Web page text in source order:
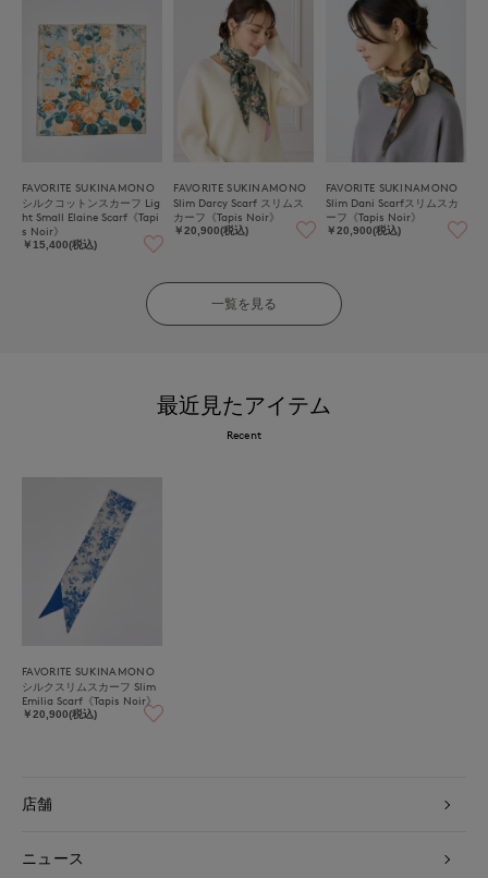
FAVORITE SUKINAMONO
シルクコットンスカーフ Lig
ht Small Elaine Scarf《Tapi
s Noir》
￥15,400(税込)
FAVORITE SUKINAMONO
Slim Darcy Scarf スリムス
カーフ《Tapis Noir》
￥20,900(税込)
FAVORITE SUKINAMONO
Slim Dani Scarfスリムスカ
ーフ《Tapis Noir》
￥20,900(税込)
一覧を見る
最近見たアイテム
Recent
FAVORITE SUKINAMONO
シルクスリムスカーフ Slim
Emilia Scarf《Tapis Noir》
￥20,900(税込)
店舗
ニュース